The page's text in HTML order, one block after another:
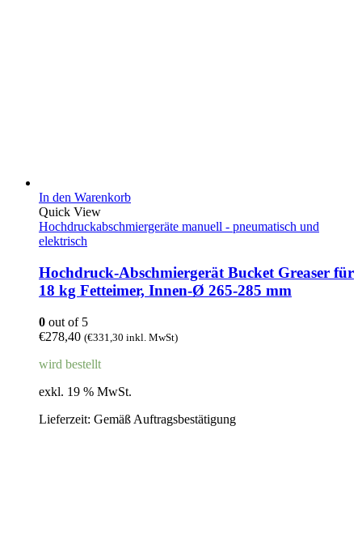
In den Warenkorb
Quick View
Hochdruckabschmiergeräte manuell - pneumatisch und
elektrisch
Hochdruck-Abschmiergerät Bucket Greaser für
18 kg Fetteimer, Innen-Ø 265-285 mm
0 out of 5
€278,40 (€331,30 inkl. MwSt)
wird bestellt
exkl. 19 % MwSt.
Lieferzeit: Gemäß Auftragsbestätigung